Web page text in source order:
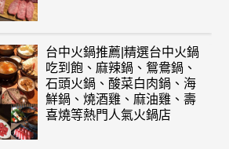
台中火鍋推薦|精選台中火鍋
吃到飽、麻辣鍋、鴛鴦鍋、
石頭火鍋、酸菜白肉鍋、海
鮮鍋、燒酒雞、麻油雞、壽
喜燒等熱門人氣火鍋店